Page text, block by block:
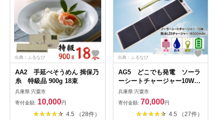
出典：ふるなび
AA2 手延べそうめん 揖保乃
糸 特級品 900g 18束
兵庫県 宍粟市
寄付金額: 10,000円
4.5 （28件）
出典：ふるなび
AG5 どこでも発電 ソーラ
ーシートチャージャー10Wと
防水LEDチャージャー 【 防
災 防災用品 防災グッズ 台風
停電 アウトドア 充電 発電 ソ
ーラー発電 ソーラーパネル
兵庫県 宍粟市
寄付金額: 70,000円
4.5 （27件）